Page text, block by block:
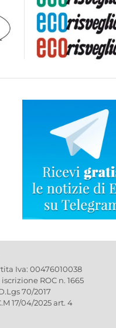
Iva: 00476010038
ROC n. 1665
70/2017
17/04/2025 art. 4